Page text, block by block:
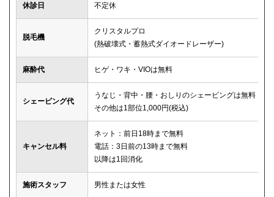
休診日 不定休
脱毛機
クリスタルプロ
(熱破壊式・蓄熱式ダイオードレーザー)
麻酔代 ヒゲ・ワキ・VIOは無料
シェービング代
うなじ・背中・腰・おしりのシェービングは無料
その他は1部位1,000円(税込)
キャンセル料
ネット：前日18時まで無料
電話：3日前の13時まで無料
以降は1回消化
施術スタッフ 男性または女性